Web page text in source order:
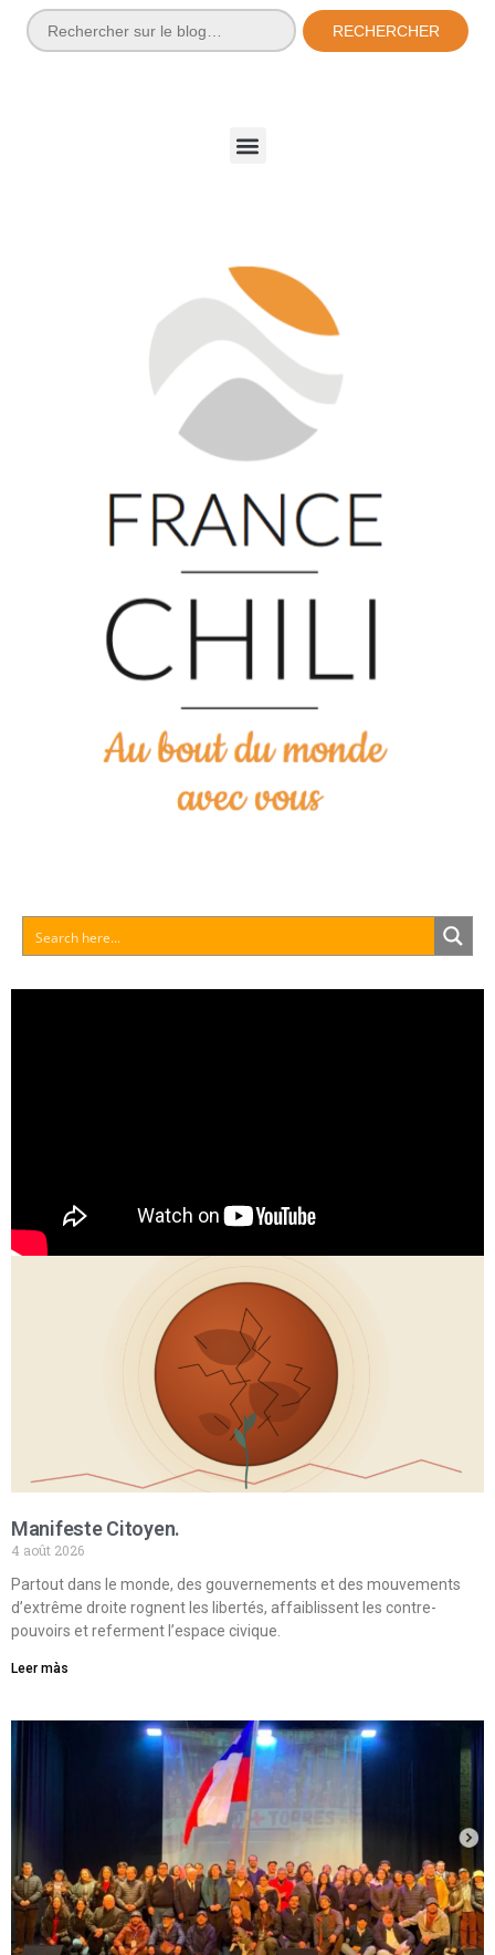
RECHERCHER
Manifeste Citoyen.
4 août 2026
Partout dans le monde, des gouvernements et des mouvements
d’extrême droite rognent les libertés, affaiblissent les contre-
pouvoirs et referment l’espace civique.
Leer màs